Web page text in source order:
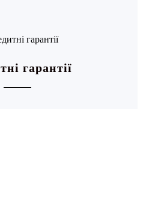
гарантії